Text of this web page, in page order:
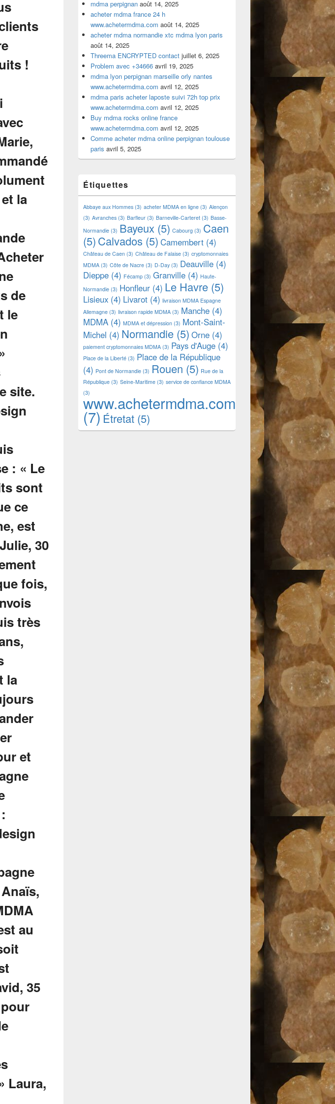
mdma perpignan août 14, 2025
acheter mdma france 24 h
www.achetermdma.com août 14, 2025
acheter mdma normandie xtc mdma lyon paris
août 14, 2025
Threema ENCRYPTED contact juillet 6, 2025
Problem avec +34666 avril 19, 2025
mdma lyon perpignan marseille orly nantes
www.achetermdma.com avril 12, 2025
mdma paris acheter laposte suivi 72h top prix
www.achetermdma.com avril 12, 2025
Buy mdma rocks online france
www.achetermdma.com avril 12, 2025
Comme acheter mdma online perpignan toulouse
paris avril 5, 2025
Étiquettes
Abbaye aux Hommes (3) acheter MDMA en ligne (3) Alençon
(3) Avranches (3) Barfleur (3) Barneville-Carteret (3) Basse-
Normandie (3) Bayeux (5) Cabourg (3) Caen
(5)Calvados (5) Camembert (4)
Château de Caen (3) Château de Falaise (3) cryptomonnaies
MDMA (3) Côte de Nacre (3) D-Day (3) Deauville (4)
Dieppe (4) Fécamp (3) Granville (4) Haute-
Normandie (3) Honfleur (4) Le Havre (5)
Lisieux (4) Livarot (4) livraison MDMA Espagne
Allemagne (3) livraison rapide MDMA (3) Manche (4)
MDMA (4) MDMA et dépression (3) Mont-Saint-
Michel (4) Normandie (5) Orne (4)
paiement cryptomonnaies MDMA (3) Pays d'Auge (4)
Place de la Liberté (3) Place de la République
(4) Pont de Normandie (3) Rouen (5) Rue de la
République (3) Seine-Maritime (3) service de confiance MDMA
(3)
www.achetermdma.com
(7)Étretat (5)